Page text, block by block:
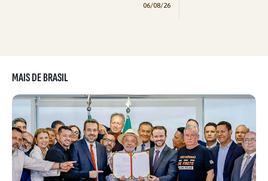
06/08/26
MAIS DE BRASIL